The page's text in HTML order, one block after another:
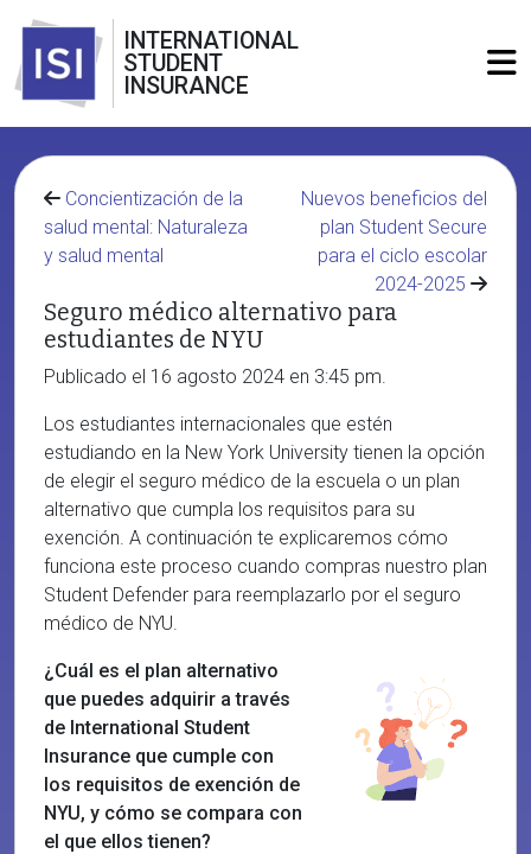
INTERNATIONAL
STUDENT
INSURANCE
Concientización de la
salud mental: Naturaleza
y salud mental
Nuevos beneficios del
plan Student Secure
para el ciclo escolar
2024-2025
Seguro médico alternativo para
estudiantes de NYU
Publicado el 16 agosto 2024 en 3:45 pm.
Los estudiantes internacionales que estén
estudiando en la New York University tienen la opción
de elegir el seguro médico de la escuela o un plan
alternativo que cumpla los requisitos para su
exención. A continuación te explicaremos cómo
funciona este proceso cuando compras nuestro plan
Student Defender para reemplazarlo por el seguro
médico de NYU.
¿Cuál es el plan alternativo
que puedes adquirir a través
de International Student
Insurance que cumple con
los requisitos de exención de
NYU, y cómo se compara con
el que ellos tienen?